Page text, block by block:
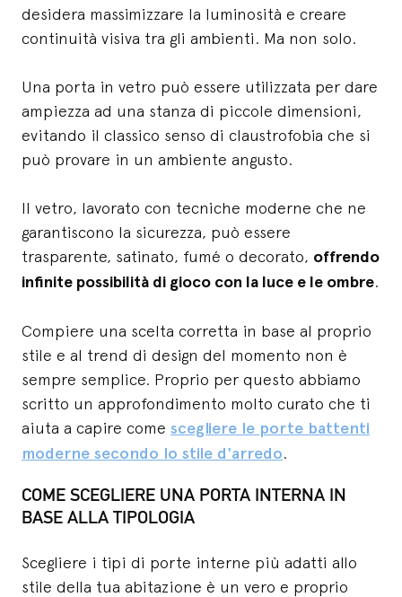
desidera massimizzare la luminosità e creare
continuità visiva tra gli ambienti. Ma non solo.
Una porta in vetro può essere utilizzata per dare
ampiezza ad una stanza di piccole dimensioni,
evitando il classico senso di claustrofobia che si
può provare in un ambiente angusto.
Il vetro, lavorato con tecniche moderne che ne
garantiscono la sicurezza, può essere
trasparente, satinato, fumé o decorato, offrendo
infinite possibilità di gioco con la luce e le ombre.
Compiere una scelta corretta in base al proprio
stile e al trend di design del momento non è
sempre semplice. Proprio per questo abbiamo
scritto un approfondimento molto curato che ti
aiuta a capire come scegliere le porte battenti
moderne secondo lo stile d'arredo.
COME SCEGLIERE UNA PORTA INTERNA IN
BASE ALLA TIPOLOGIA
Scegliere i tipi di porte interne più adatti allo
stile della tua abitazione è un vero e proprio